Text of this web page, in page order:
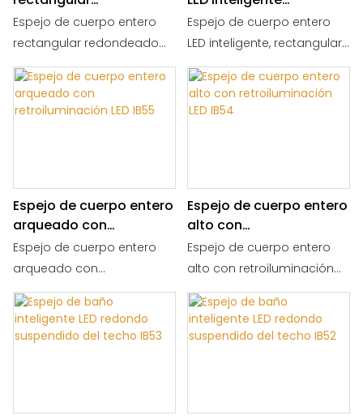
redondeado con
retroiluminación LED
Espejo de cuerpo entero
rectangular redondeado
con retroiluminación LED,
sin marco, con control
táctil, antivaho, para
rectangular
redondeado IB56
Espejo de cuerpo entero
LED inteligente, rectangular
redondeado, sin marco,
con control táctil, antivaho,
para pared o suelo, ideal
Espejo de cuerpo entero
arqueado con
retroiluminación LED
IB55
Espejo de cuerpo entero
arqueado con
retroiluminación LED, marco
negro, control táctil, espejo
de pared o de pie antivaho
Espejo de cuerpo entero
alto con
retroiluminación LED
IB54
Espejo de cuerpo entero
alto con retroiluminación
LED, marco negro, control
táctil, antivaho, para pared
o suelo, ideal para